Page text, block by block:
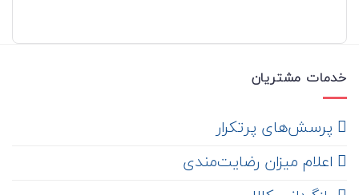
خدمات مشتریان
‌ پرسش‌های پرتکرار
اعلام میزان رضایت‌مندی